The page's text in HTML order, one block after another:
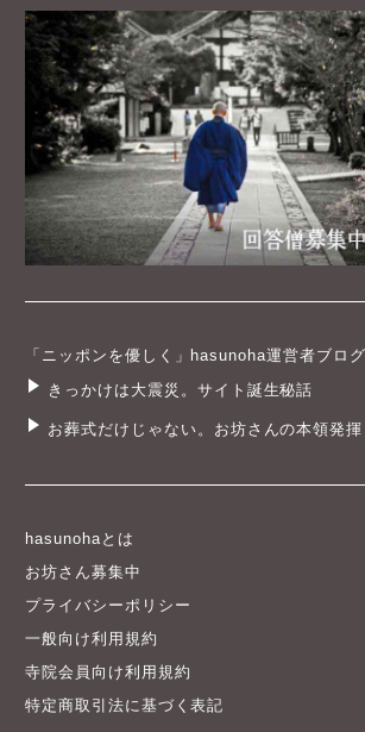
「ニッポンを優しく」hasunoha運営者ブログ
きっかけは大震災。サイト誕生秘話
お葬式だけじゃない。お坊さんの本領発揮
hasunohaとは
お坊さん募集中
プライバシーポリシー
一般向け利用規約
寺院会員向け利用規約
特定商取引法に基づく表記